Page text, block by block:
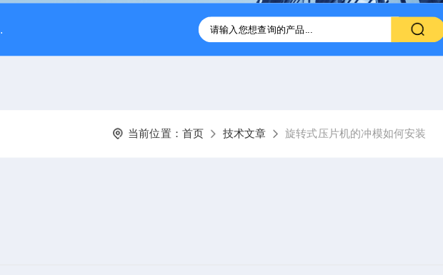
THP-4、THP-10花篮式压片机 ZP31B-41B旋转式压片机供应 GZPX370高速旋转式
当前位置： 首页 技术文章 旋转式压片机的冲模如何安装